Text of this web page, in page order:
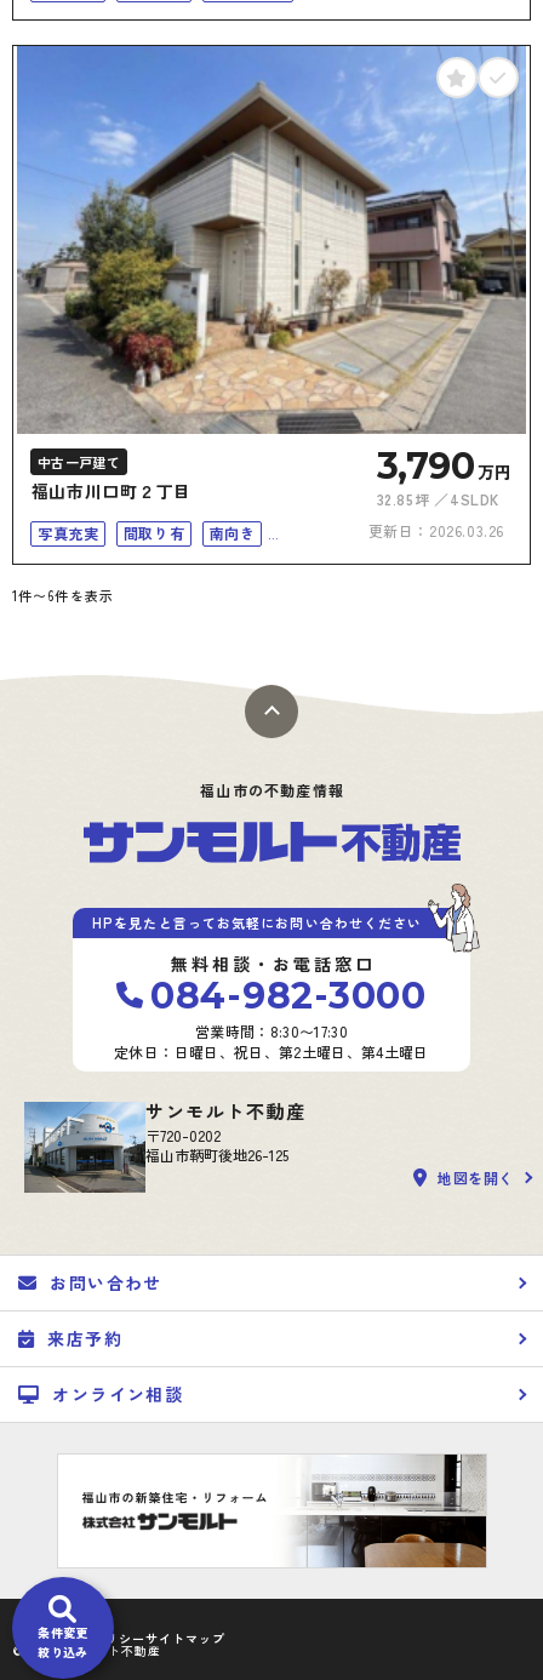
中古一戸建て
福山市川口町２丁目
3,790万円
32.85坪
4SLDK
写真充実
間取り有
南向き
更新日： 2026.03.26
1件〜6件を表示
条件変更
絞り込み
福山市の不動産情報
HPを見たと言ってお気軽にお問い合わせください
無料相談・お電話窓口
084-982-3000
営業時間：8:30〜17:30
定休日：日曜日、祝日、第2土曜日、第4土曜日
サンモルト不動産
〒720-0202
福山市鞆町後地26-125
地図を開く
お問い合わせ
来店予約
オンライン相談
プライバシーポリシーサイトマップ
©2023 サンモルト不動産